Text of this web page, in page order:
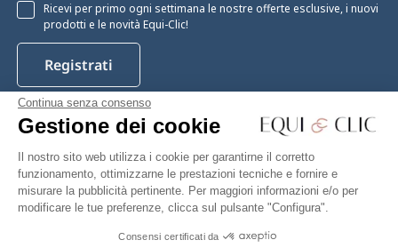
Continua senza consenso
Gestione dei cookie
Il nostro sito web utilizza i cookie per garantirne il corretto
funzionamento, ottimizzarne le prestazioni tecniche e fornire e
misurare la pubblicità pertinente. Per maggiori informazioni e/o per
modificare le tue preferenze, clicca sul pulsante "Configura".
Consensi certificati da
Ricevi per primo ogni settimana le nostre offerte esclusive, i nuovi
prodotti e le novità Equi-Clic!
Registrati
Facebook Twitter
YouTube
Pinterest
Instagram
Equiclic © 2026